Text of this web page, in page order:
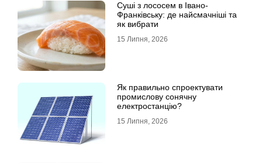
Суші з лососем в Івано-
Франківську: де найсмачніші та
як вибрати
15 Липня, 2026
Як правильно спроектувати
промислову сонячну
електростанцію?
15 Липня, 2026